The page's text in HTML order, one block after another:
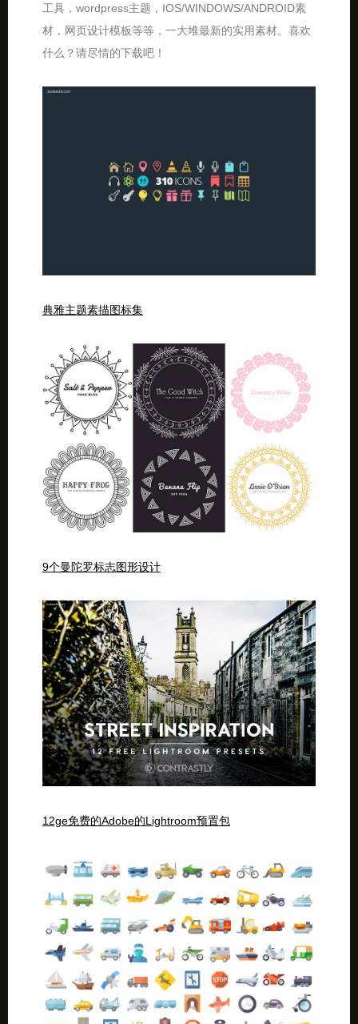
工具，wordpress主题，IOS/WINDOWS/ANDROID素
材，网页设计模板等等，一大堆最新的实用素材。喜欢
什么？请尽情的下载吧！
典雅主题素描图标集
9个曼陀罗标志图形设计
12ge免费的Adobe的Lightroom预置包